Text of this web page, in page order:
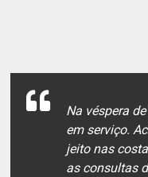
Na véspera
em serviço.
jeito nas
as consultas